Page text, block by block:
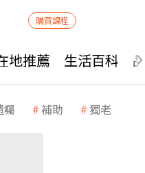
購買課程
地推薦 生活百科
囑 補助 獨老